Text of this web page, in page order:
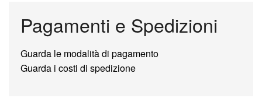
Pagamenti e Spedizioni
Guarda le modalità di pagamento
Guarda i costi di spedizione